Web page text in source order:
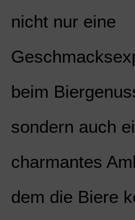
nicht nur eine
beim
sondern auch
charmantes
dem die Biere